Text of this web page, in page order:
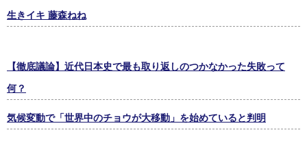
生きイキ 藤森ねね
【徹底議論】近代日本史で最も取り返しのつかなかった失敗って
何？
気候変動で「世界中のチョウが大移動」を始めていると判明